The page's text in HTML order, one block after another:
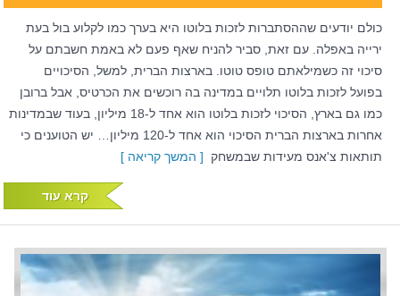
כולם יודעים שההסתברות לזכות בלוטו היא בערך כמו לקלוע בול בעת
ירייה באפלה. עם זאת, סביר להניח שאף פעם לא באמת חשבתם על
סיכוי זה כשמילאתם טופס טוטו. בארצות הברית, למשל, הסיכויים
בפועל לזכות בלוטו תלויים במדינה בה רוכשים את הכרטיס, אבל ברובן
כמו גם בארץ, הסיכוי לזכות בלוטו הוא אחד ל-18 מיליון, בעוד שבמדינות
אחרות בארצות הברית הסיכוי הוא אחד ל-120 מיליון… יש הטוענים כי
תותאות צ'אנס מעידות שבמשחק [ המשך קריאה ]
קרא עוד